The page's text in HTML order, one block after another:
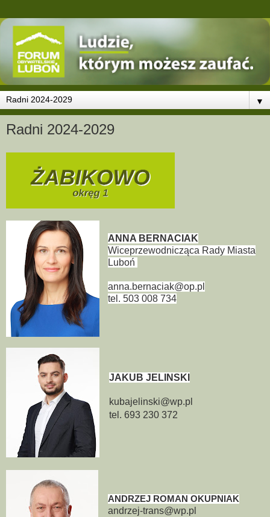
▼
Radni 2024-2029
ANNA BERNACIAK
Wiceprzewodnicząca Rady Miasta
Luboń
anna.bernaciak@op.pl
tel. 503 008 734
JAKUB JELINSKI
kubajelinski@wp.pl
tel. 693 230 372
ANDRZEJ ROMAN OKUPNIAK
andrzej-trans@wp.pl